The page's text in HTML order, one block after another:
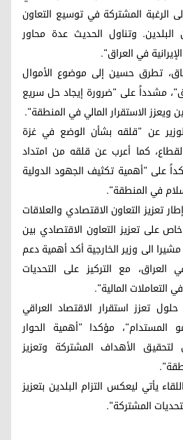
الرغبة المشتركة في توسيع التعاون
وتناول الحديث عدة محاور
في العراق".
تطرق حسين إلى موضوع الأموال
مشدداً على "ضرورة إيجاد حل سريع
الاستقرار المالي في المنطقة".
عن "قلقه بشأن الوضع في غزة
كما أعرب عن قلقه من امتداد
على "أهمية تكثيف الجهود الدولية
في المنطقة".
تعزيز التعاون الاقتصادي والعلاقات
خاص على تعزيز التعاون الاقتصادي بين
مشيرا الى وزير الخارجية أكد أهمية دعم
العراق، مع التركيز على التحديات
التعاملات المالية".
تعزز استقرار الاقتصاد العراقي
مؤكدا "أهمية الحوار
لتحقيق الأهداف المشتركة وتعزيز
يأتي ليعكس التزام البلدين بتعزيز
المشتركة".